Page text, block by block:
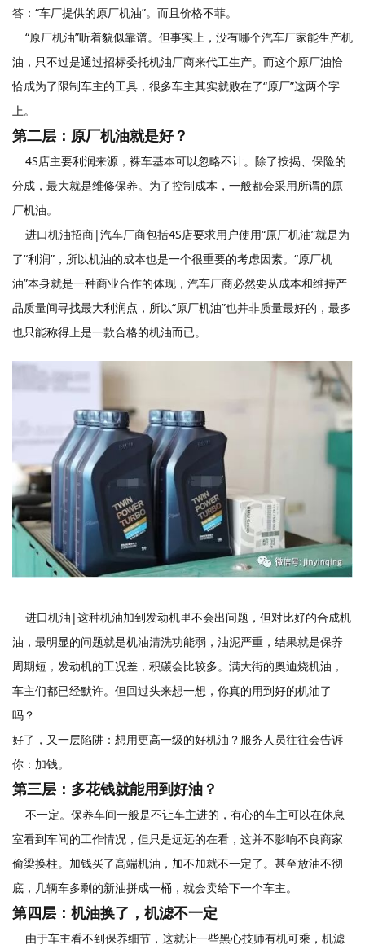
答：“车厂提供的原厂机油”。而且价格不菲。
“原厂机油”听着貌似靠谱。但事实上，没有哪个汽车厂家能生产机
油，只不过是通过招标委托机油厂商来代工生产。而这个原厂油恰
恰成为了限制车主的工具，很多车主其实就败在了“原厂”这两个字
上。
第二层： 原厂机油就是好？
4S店主要利润来源，裸车基本可以忽略不计。除了按揭、保险的
分成，最大就是维修保养。为了控制成本，一般都会采用所谓的原
厂机油。
进口机油招商|汽车厂商包括4S店要求用户使用“原厂机油”就是为
了“利润”，所以机油的成本也是一个很重要的考虑因素。“原厂机
油”本身就是一种商业合作的体现，汽车厂商必然要从成本和维持产
品质量间寻找最大利润点，所以“原厂机油”也并非质量最好的，最多
也只能称得上是一款合格的机油而已。
进口机油|这种机油加到发动机里不会出问题，但对比好的合成机
油，最明显的问题就是机油清洗功能弱，油泥严重，结果就是保养
周期短，发动机的工况差，积碳会比较多。满大街的奥迪烧机油，
车主们都已经默许。但回过头来想一想，你真的用到好的机油了
吗？
好了，又一层陷阱：想用更高一级的好机油？服务人员往往会告诉
你：加钱。
第三层： 多花钱就能用到好油？
不一定。保养车间一般是不让车主进的，有心的车主可以在休息
室看到车间的工作情况，但只是远远的在看，这并不影响不良商家
偷梁换柱。加钱买了高端机油，加不加就不一定了。甚至放油不彻
底，几辆车多剩的新油拼成一桶，就会卖给下一个车主。
第四层： 机油换了，机滤不一定
由于车主看不到保养细节，这就让一些黑心技师有机可乘，机滤